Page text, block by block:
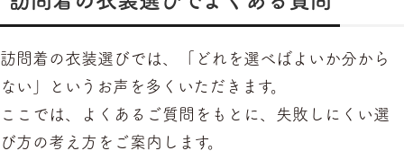
訪問着の衣装選びでは、「どれを選べばよいか分から
ない」というお声を多くいただきます。
ここでは、よくあるご質問をもとに、失敗しにくい選
び方の考え方をご案内します。